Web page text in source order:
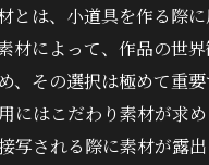
とは、小道具を作る際
材によって、作品の世
、その選択は極めて重要
にはこだわり素材が求
写される際に素材が露出